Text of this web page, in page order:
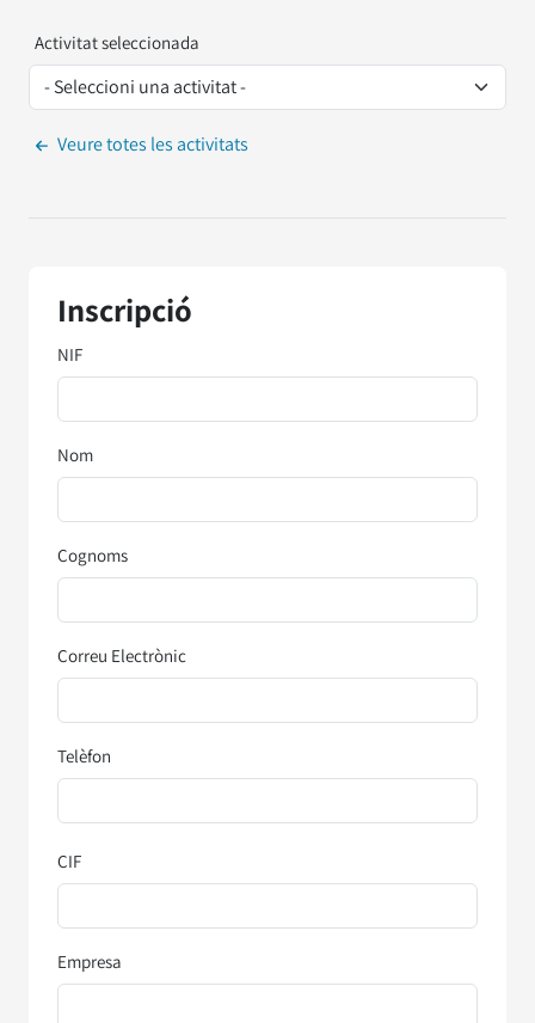
Activitat seleccionada
Veure totes les activitats
Inscripció
NIF
Nom
Cognoms
Correu Electrònic
Telèfon
CIF
Empresa